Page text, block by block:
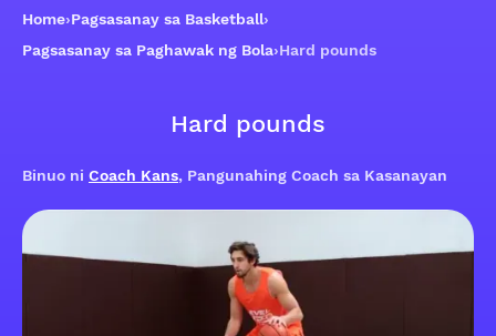
Home›Pagsasanay sa Basketball›
Pagsasanay sa Paghawak ng Bola›Hard pounds
Hard pounds
Binuo ni Coach Kans, Pangunahing Coach sa Kasanayan